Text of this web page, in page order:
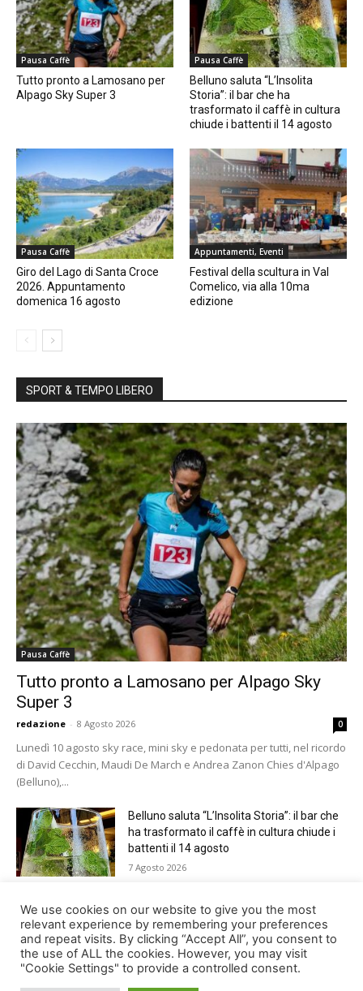
Pausa Caffè
Tutto pronto a Lamosano per
Alpago Sky Super 3
Pausa Caffè
Belluno saluta “L’Insolita
Storia”: il bar che ha
trasformato il caffè in cultura
chiude i battenti il 14 agosto
Pausa Caffè
Giro del Lago di Santa Croce
2026. Appuntamento
domenica 16 agosto
Appuntamenti, Eventi
Festival della scultura in Val
Comelico, via alla 10ma
edizione
SPORT & TEMPO LIBERO
Pausa Caffè
Tutto pronto a Lamosano per Alpago Sky
Super 3
redazione - 8 Agosto 2026 0
Lunedì 10 agosto sky race, mini sky e pedonata per tutti, nel ricordo
di David Cecchin, Maudi De March e Andrea Zanon Chies d'Alpago
(Belluno),...
Belluno saluta “L’Insolita Storia”: il bar che
ha trasformato il caffè in cultura chiude i
battenti il 14 agosto
7 Agosto 2026
Giro del Lago di Santa Croce 2026.
Appuntamento domenica 16 agosto
7 Agosto 2026
We use cookies on our website to give you the most
relevant experience by remembering your preferences
and repeat visits. By clicking “Accept All”, you consent to
the use of ALL the cookies. However, you may visit
"Cookie Settings" to provide a controlled consent.